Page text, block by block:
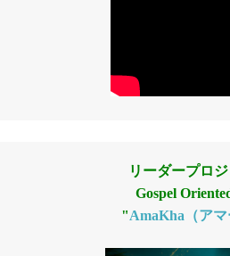
リーダープロ
Gospel
"AmaKha（アマ